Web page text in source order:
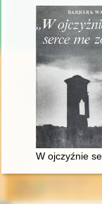
W ojczyźnie